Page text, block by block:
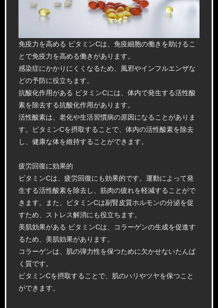
免疫力を高める ビタミンCは、免疫細胞の働きを助けるこ
とで免疫力を高める働きがあります。
感染症にかかりにくくなるため、風邪やインフルエンザな
どの予防に役立ちます。
抗酸化作用がある ビタミンCには、体内で発生する活性酸
素を除去する抗酸化作用があります。
活性酸素は、老化や生活習慣病の原因になることがありま
す。ビタミンCを摂取することで、体内の活性酸素を除去
し、健康な体を維持することができます。
疲労回復に効果的
ビタミンCは、疲労回復にも効果的です。運動によって発
生する活性酸素を除去し、筋肉の疲れを軽減することがで
きます。また、ビタミンCは副腎皮質ホルモンの分泌を促
すため、ストレス解消にも役立ちます。
美肌効果がある ビタミンCは、コラーゲンの生成を促進す
るため、美肌効果があります。
コラーゲンは、肌の弾力性を保つために欠かせないたんぱ
く質です。
ビタミンCを摂取することで、肌のハリやツヤを保つこと
ができます。